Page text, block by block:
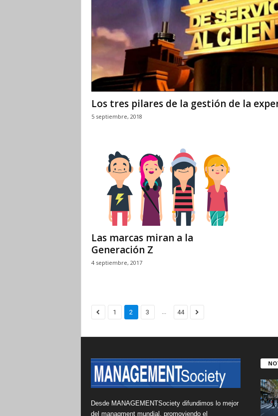
Los tres pilares de la gestión de la
5 septiembre, 2018
Las marcas miran a la
Generación Z
4 septiembre, 2017
1 2 3 ... 44
Desde MANAGEMENTSociety difundimos lo mejor
del managment mundial, promoviendo el